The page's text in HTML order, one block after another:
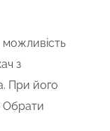
можливість
з
При його
Обрати